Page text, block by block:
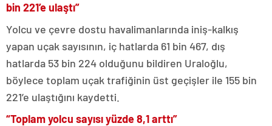
bin 221’e ulaştı”
Yolcu ve çevre dostu havalimanlarında iniş-kalkış
yapan uçak sayısının, iç hatlarda 61 bin 467, dış
hatlarda 53 bin 224 olduğunu bildiren Uraloğlu,
böylece toplam uçak trafiğinin üst geçişler ile 155 bin
221’e ulaştığını kaydetti.
“Toplam yolcu sayısı yüzde 8,1 arttı”